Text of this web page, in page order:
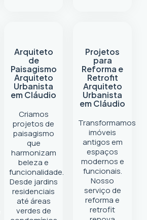
Arquiteto
de
Paisagismo
Arquiteto
Urbanista
em Cláudio
Criamos
projetos de
paisagismo
que
harmonizam
beleza e
funcionalidade.
Desde jardins
residenciais
até áreas
verdes de
Projetos
para
Reforma e
Retrofit
Arquiteto
Urbanista
em Cláudio
Transformamos
imóveis
antigos em
espaços
modernos e
funcionais.
Nosso
serviço de
reforma e
retrofit